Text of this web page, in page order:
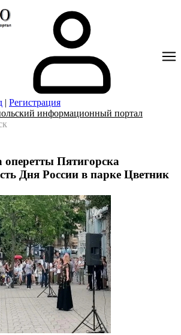
| Регистрация
информационный портал
оперетты Пятигорска
Дня России в парке Цветник